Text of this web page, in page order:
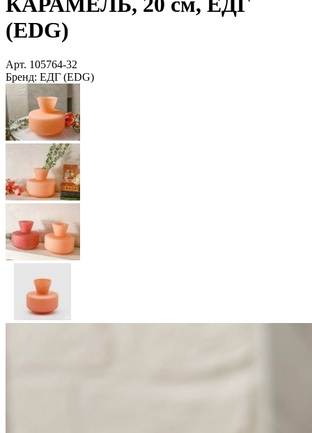
(EDG)
Арт. 105764-32
Бренд: ЕДГ (EDG)